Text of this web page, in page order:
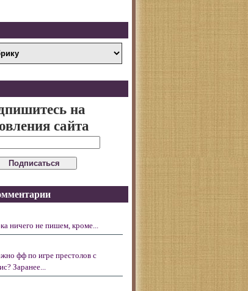
на
сайта
ничего не пишем, кроме...
фф по игре престолов с
Заранее...